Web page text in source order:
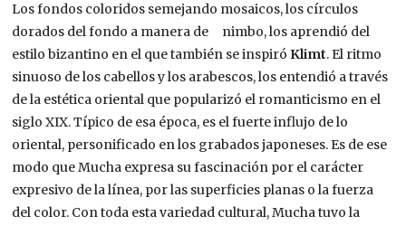
Los fondos coloridos semejando mosaicos, los círculos
dorados del fondo a manera de nimbo, los aprendió del
estilo bizantino en el que también se inspiró Klimt. El ritmo
sinuoso de los cabellos y los arabescos, los entendió a través
de la estética oriental que popularizó el romanticismo en el
siglo XIX. Típico de esa época, es el fuerte influjo de lo
oriental, personificado en los grabados japoneses. Es de ese
modo que Mucha expresa su fascinación por el carácter
expresivo de la línea, por las superficies planas o la fuerza
del color. Con toda esta variedad cultural, Mucha tuvo la